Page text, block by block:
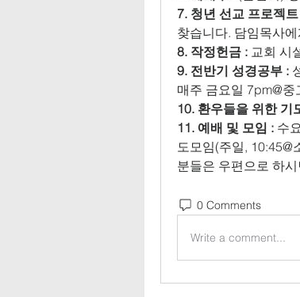
7. 청년 선교 프로젝
찾습니다. 담임목사
8. 작정헌금 : 교회 시
9. 전반기 성경공부 :
매주 금요일 7pm@
10. 환우들을 위한 기
11. 예배 및 모임 : 수
도모임(주일, 10:45@
분들은 우편으로 하
0 Comments
Write a comment...